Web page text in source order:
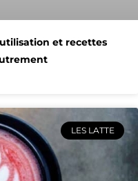
et recettes
LES LATTE